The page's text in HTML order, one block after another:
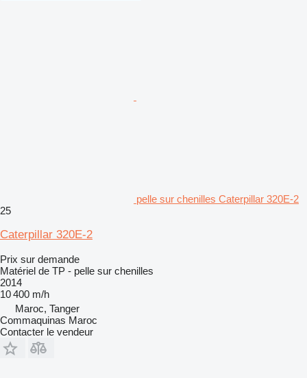
pelle sur chenilles Caterpillar 320E-2
25
Caterpillar 320E-2
Prix sur demande
Matériel de TP - pelle sur chenilles
2014
10 400 m/h
Maroc, Tanger
Commaquinas Maroc
Contacter le vendeur